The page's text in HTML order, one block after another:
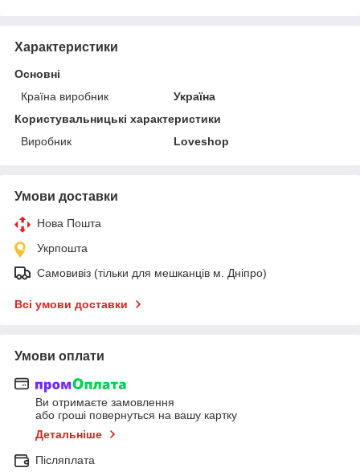
Характеристики
Основні
Країна виробник
Україна
Користувальницькі характеристики
Виробник
Loveshop
Умови доставки
Нова Пошта
Укрпошта
Самовивіз (тільки для мешканців м. Дніпро)
Всі умови доставки
Умови оплати
Ви отримаєте замовлення
або гроші повернуться на вашу картку
Детальніше
Післяплата